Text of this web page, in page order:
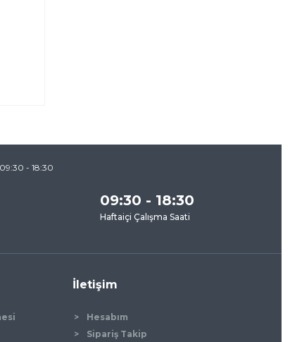
09:30 - 18:30
Haftaiçi Çalışma Saati
İletişim
Hesabım
Sipariş Takip